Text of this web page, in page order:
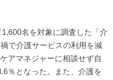
名を対象に調査した「介
で介護サービスの利用を減
アマネジャーに相談せず自
％となった。また、介護を